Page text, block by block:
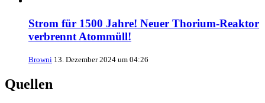
Strom für 1500 Jahre! Neuer Thorium-Reaktor
verbrennt Atommüll!
Browni 13. Dezember 2024 um 04:26
Quellen